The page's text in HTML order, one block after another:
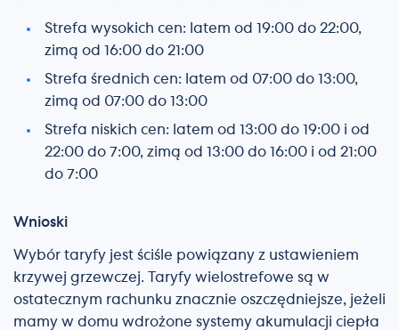
Strefa wysokich cen: latem od 19:00 do 22:00,
zimą od 16:00 do 21:00
Strefa średnich cen: latem od 07:00 do 13:00,
zimą od 07:00 do 13:00
Strefa niskich cen: latem od 13:00 do 19:00 i od
22:00 do 7:00, zimą od 13:00 do 16:00 i od 21:00
do 7:00
Wnioski
Wybór taryfy jest ściśle powiązany z ustawieniem
krzywej grzewczej. Taryfy wielostrefowe są w
ostatecznym rachunku znacznie oszczędniejsze, jeżeli
mamy w domu wdrożone systemy akumulacji ciepła